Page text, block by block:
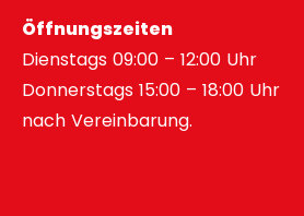
Öffnungszeiten
Dienstags 09:00 – 12:00 Uhr
Donnerstags 15:00 – 18:00 Uhr
nach Vereinbarung.